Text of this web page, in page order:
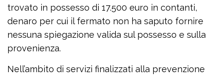
trovato in possesso di 17.500 euro in contanti,
denaro per cui il fermato non ha saputo fornire
nessuna spiegazione valida sul possesso e sulla
provenienza.
Nell’ambito di servizi finalizzati alla prevenzione